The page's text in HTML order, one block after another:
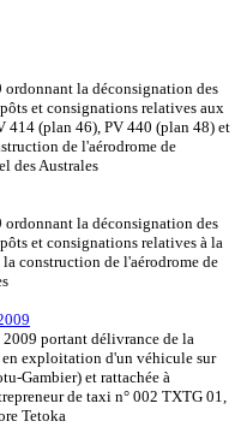
la déconsignation des
et consignations relatives aux
414 (plan 46), PV 440 (plan 48) et
de l'aérodrome de
des Australes
la déconsignation des
et consignations relatives à la
construction de l'aérodrome de
portant délivrance de la
exploitation d'un véhicule sur
Gambier) et rattachée à
de taxi n° 002 TXTG 01,
Tetoka